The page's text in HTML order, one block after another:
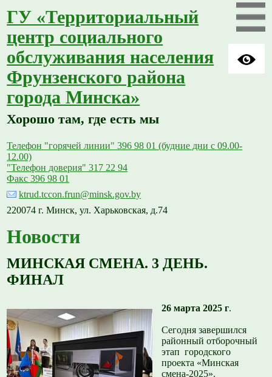
ГУ «Территориальный
центр социального
обслуживания населения
Фрунзенского района
города Минска»
Хорошо там, где есть мы
Телефон "горячей линии" 396 98 01 (будние дни с 09.00-
12.00)
"Телефон доверия" 317 22 94
Факс 396 98 01
ktrud.tccon.frun@minsk.gov.by
220074 г. Минск, ул. Харьковская, д.74
Новости
МИНСКАЯ СМЕНА. 3 ДЕНЬ.
ФИНАЛ
26 марта 2025 г.
Сегодня завершился
районный отборочный
этап городского
проекта «Минская
смена-2025».